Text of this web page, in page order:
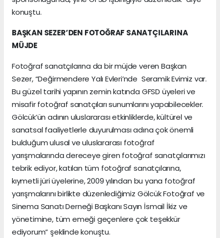
konuştu.
BAŞKAN SEZER’DEN FOTOĞRAF SANATÇILARINA
MÜJDE
Fotoğraf sanatçılarına da bir müjde veren Başkan
Sezer, “Değirmendere Yalı Evleri’nde Seramik Evimiz var.
Bu güzel tarihi yapının zemin katında GFSD üyeleri ve
misafir fotoğraf sanatçıları sunumlarını yapabilecekler.
Gölcük’ün adının uluslararası etkinliklerde, kültürel ve
sanatsal faaliyetlerle duyurulması adına çok önemli
bulduğum ulusal ve uluslararası fotoğraf
yarışmalarında dereceye giren fotoğraf sanatçılarımızı
tebrik ediyor, katılan tüm fotoğraf sanatçılarına,
kıymetli jüri üyelerine, 2009 yılından bu yana fotoğraf
yarışmalarını birlikte düzenlediğimiz Gölcük Fotoğraf ve
Sinema Sanatı Derneği Başkanı Sayın İsmail İkiz ve
yönetimine, tüm emeği geçenlere çok teşekkür
ediyorum” şeklinde konuştu.